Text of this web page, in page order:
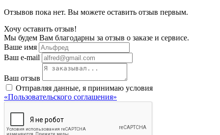
Отзывов пока нет. Вы можете оставить отзыв первым.
Хочу оставить отзыв!
Мы будем Вам благодарны за отзыв о заказе и сервисе.
Ваше имя
Ваш e-mail
Ваш отзыв
Отправляя данные, я принимаю условия
«Пользовательского соглашения»